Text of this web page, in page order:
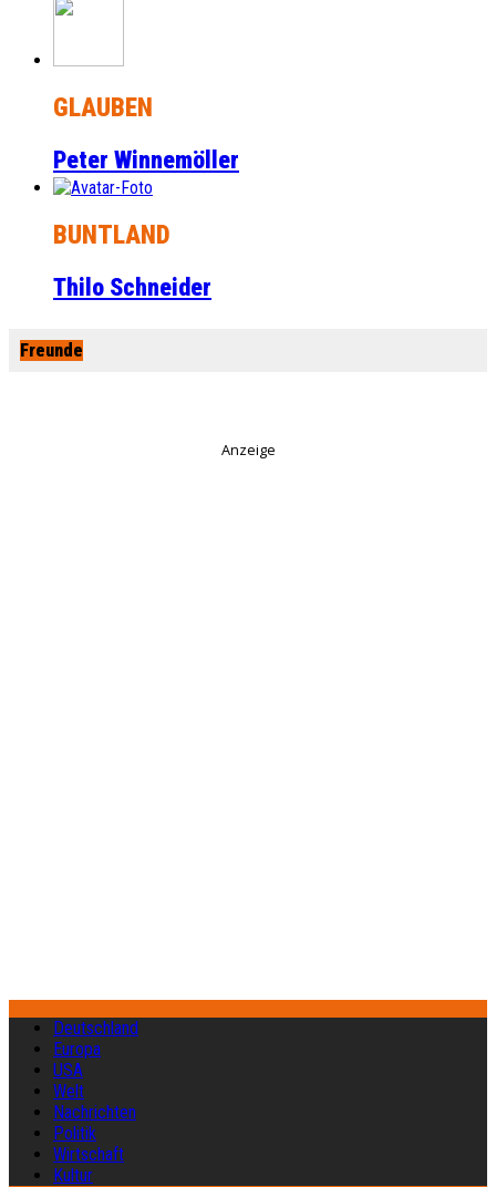
GLAUBEN
Peter Winnemöller
BUNTLAND
Thilo Schneider
Freunde
Anzeige
Deutschland
Europa
USA
Welt
Nachrichten
Politik
Wirtschaft
Kultur